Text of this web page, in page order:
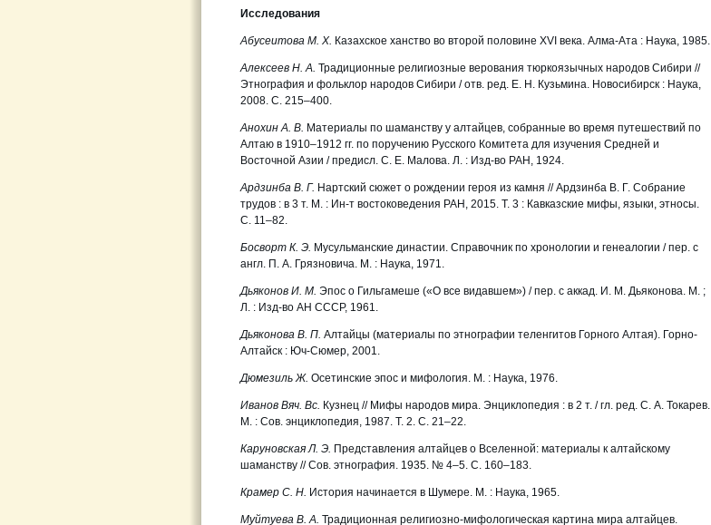
Исследования
Абусеитова М. Х. Казахское ханство во второй половине XVI века. Алма-Ата : Наука, 1985.
Алексеев Н. А. Традиционные религиозные верования тюркоязычных народов Сибири //
Этнография и фольклор народов Сибири / отв. ред. Е. Н. Кузьмина. Новосибирск : Наука,
2008. С. 215–400.
Анохин А. В. Материалы по шаманству у алтайцев, собранные во время путешествий по
Алтаю в 1910–1912 гг. по поручению Русского Комитета для изучения Средней и
Восточной Азии / предисл. С. Е. Малова. Л. : Изд-во РАН, 1924.
Ардзинба В. Г. Нартский сюжет о рождении героя из камня // Ардзинба В. Г. Собрание
трудов : в 3 т. М. : Ин-т востоковедения РАН, 2015. Т. 3 : Кавказские мифы, языки, этносы.
С. 11–82.
Босворт К. Э. Мусульманские династии. Справочник по хронологии и генеалогии / пер. с
англ. П. А. Грязновича. М. : Наука, 1971.
Дьяконов И. М. Эпос о Гильгамеше («О все видавшем») / пер. с аккад. И. М. Дьяконова. М. ;
Л. : Изд-во АН СССР, 1961.
Дьяконова В. П. Алтайцы (материалы по этнографии теленгитов Горного Алтая). Горно-
Алтайск : Юч-Сюмер, 2001.
Дюмезиль Ж. Осетинские эпос и мифология. М. : Наука, 1976.
Иванов Вяч. Вс. Кузнец // Мифы народов мира. Энциклопедия : в 2 т. / гл. ред. С. А. Токарев.
М. : Сов. энциклопедия, 1987. Т. 2. С. 21–22.
Каруновская Л. Э. Представления алтайцев о Вселенной: материалы к алтайскому
шаманству // Сов. этнография. 1935. № 4–5. С. 160–183.
Крамер С. Н. История начинается в Шумере. М. : Наука, 1965.
Муйтуева В. А. Традиционная религиозно-мифологическая картина мира алтайцев.